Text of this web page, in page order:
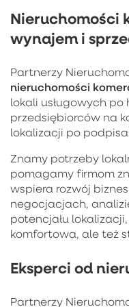
Nieruchomości
wynajem i
Partnerzy
nieruchomości
lokali usługowych
przedsiębiorców na
lokalizacji po
Znamy potrzeby
pomagamy firmom
wspiera rozwój
negocjacjach,
potencjału
komfortowa, ale też
Eksperci od
Partnerzy